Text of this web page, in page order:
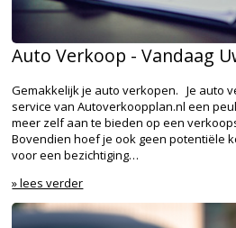
Auto Verkoop - Vandaag
Gemakkelijk je auto verkopen. Je auto
service van Autoverkoopplan.nl een
meer zelf aan te bieden op een
Bovendien hoef je ook geen potentiële
voor een bezichtiging…
» lees verder